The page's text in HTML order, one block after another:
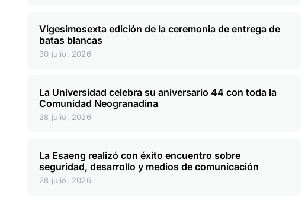
Vigesimosexta edición de la ceremonia de entrega de
batas blancas
30 julio, 2026
La Universidad celebra su aniversario 44 con toda la
Comunidad Neogranadina
28 julio, 2026
La Esaeng realizó con éxito encuentro sobre
seguridad, desarrollo y medios de comunicación
28 julio, 2026